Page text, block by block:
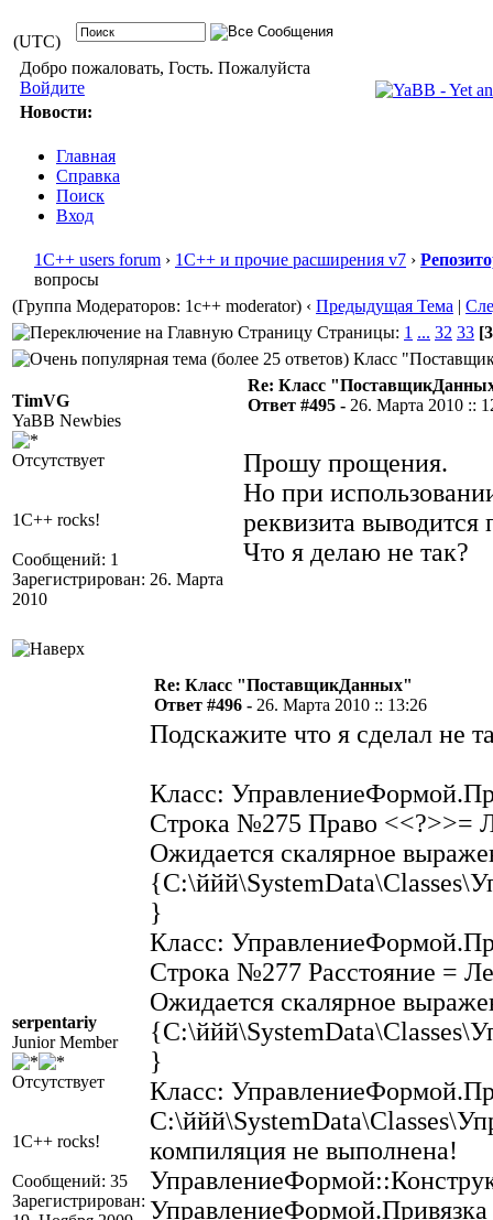
(UTC)
Добро пожаловать, Гость. Пожалуйста
Войдите
Новости:
Главная
Справка
Поиск
Вход
1С++ users forum › 1С++ и прочие расширения v7 ›
вопросы
(Группа Модераторов: 1c++ moderator) ‹ Предыдущая Тема |
Страницы: 1 ... 32 33
Класс
TimVG
YaBB Newbies
Отсутствует
1C++ rocks!
Сообщений: 1
Зарегистрирован: 26. Марта
2010
Re: Класс
Ответ #495 - 26. Марта 2010 ::
Прошу прощения.
Но при
реквизита выводится
Что я делаю не так?
serpentariy
Junior Member
Отсутствует
1C++ rocks!
Сообщений: 35
Зарегистрирован:
Re: Класс "ПоставщикДанных"
Ответ #496 - 26. Марта 2010 :: 13:26
Подскажите что я сделал не
Класс:
Строка №275 Право <<?>>=
Ожидается скалярное
}
Класс:
Строка №277 Расстояние =
Ожидается скалярное
}
Класс:
компиляция не выполнена!
УправлениеФормой.Привязка